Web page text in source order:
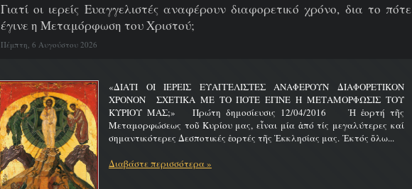
Γιατί οι ιερείς Ευαγγελιστές αναφέρουν διαφορετικό χρόνο, δια το πότε
έγινε η Μεταμόρφωση του Χριστού;
Πέμπτη, 6 Αυγούστου 2026
«ΔΙΑΤΙ ΟΙ ΙΕΡΕΙΣ ΕΥΑΓΓΕΛΙΣΤΕΣ ΑΝΑΦΕΡΟΥΝ ΔΙΑΦΟΡΕΤΙΚΟΝ
ΧΡΟΝΟΝ ΣΧΕΤΙΚΑ ΜΕ ΤΟ ΠΟΤΕ ΕΓΙΝΕ Η ΜΕΤΑΜΟΡΦΩΣΙΣ ΤΟΥ
ΚΥΡΙΟΥ ΜΑΣ;» Πρώτη δημοσίευσις 12/04/2016 Ἡ ἑορτή τῆς
Μεταμορφώσεως τοῦ Κυρίου μας, εἶναι μία ἀπό τίς μεγαλύτερες καί
σημαντικότερες Δεσποτικές ἑορτές τῆς Ἐκκλησίας μας. Ἐκτός ὅλω...
Διαβάστε περισσότερα »